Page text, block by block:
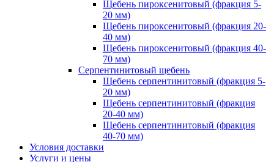
Щебень пироксенитовый (фракция 5-
20 мм)
Щебень пироксенитовый (фракция 20-
40 мм)
Щебень пироксенитовый (фракция 40-
70 мм)
Серпентинитовый щебень
Щебень серпентинитовый (фракция 5-
20 мм)
Щебень серпентинитовый (фракция
20-40 мм)
Щебень серпентинитовый (фракция
40-70 мм)
Условия доставки
Услуги и цены